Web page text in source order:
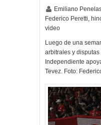
Emiliano
Federico Peretti,
video
Luego de una
arbitrales y disputas
Independiente
Tevez. Foto: